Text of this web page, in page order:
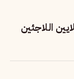
اللاجئين